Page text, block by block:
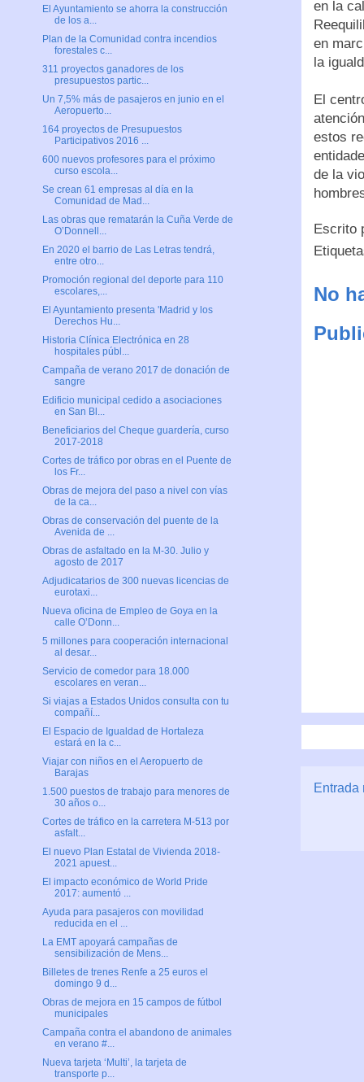
en la
en
la
El
estos
de la
Escrito
No
Entrada
El Ayuntamiento se ahorra la construcción
de los a...
Plan de la Comunidad contra incendios
forestales c...
311 proyectos ganadores de los
presupuestos partic...
Un 7,5% más de pasajeros en junio en el
Aeropuerto...
164 proyectos de Presupuestos
Participativos 2016 ...
600 nuevos profesores para el próximo
curso escola...
Se crean 61 empresas al día en la
Comunidad de Mad...
Las obras que rematarán la Cuña Verde de
O’Donnell...
En 2020 el barrio de Las Letras tendrá,
entre otro...
Promoción regional del deporte para 110
escolares,...
El Ayuntamiento presenta 'Madrid y los
Derechos Hu...
Historia Clínica Electrónica en 28
hospitales públ...
Campaña de verano 2017 de donación de
sangre
Edificio municipal cedido a asociaciones
en San Bl...
Beneficiarios del Cheque guardería, curso
2017-2018
Cortes de tráfico por obras en el Puente de
los Fr...
Obras de mejora del paso a nivel con vías
de la ca...
Obras de conservación del puente de la
Avenida de ...
Obras de asfaltado en la M-30. Julio y
agosto de 2017
Adjudicatarios de 300 nuevas licencias de
eurotaxi...
Nueva oficina de Empleo de Goya en la
calle O’Donn...
5 millones para cooperación internacional
al desar...
Servicio de comedor para 18.000
escolares en veran...
Si viajas a Estados Unidos consulta con tu
compañí...
El Espacio de Igualdad de Hortaleza
estará en la c...
Viajar con niños en el Aeropuerto de
Barajas
1.500 puestos de trabajo para menores de
30 años o...
Cortes de tráfico en la carretera M-513 por
asfalt...
El nuevo Plan Estatal de Vivienda 2018-
2021 apuest...
El impacto económico de World Pride
2017: aumentó ...
Ayuda para pasajeros con movilidad
reducida en el ...
La EMT apoyará campañas de
sensibilización de Mens...
Billetes de trenes Renfe a 25 euros el
domingo 9 d...
Obras de mejora en 15 campos de fútbol
municipales
Campaña contra el abandono de animales
en verano #...
Nueva tarjeta ‘Multi’, la tarjeta de
transporte p...